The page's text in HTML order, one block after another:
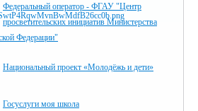
Федеральный оператор - ФГАУ "Центр
просветительских инициатив Министерства
Федерации"
Национальный проект «Молодёжь и дети»
Госуслуги моя школа